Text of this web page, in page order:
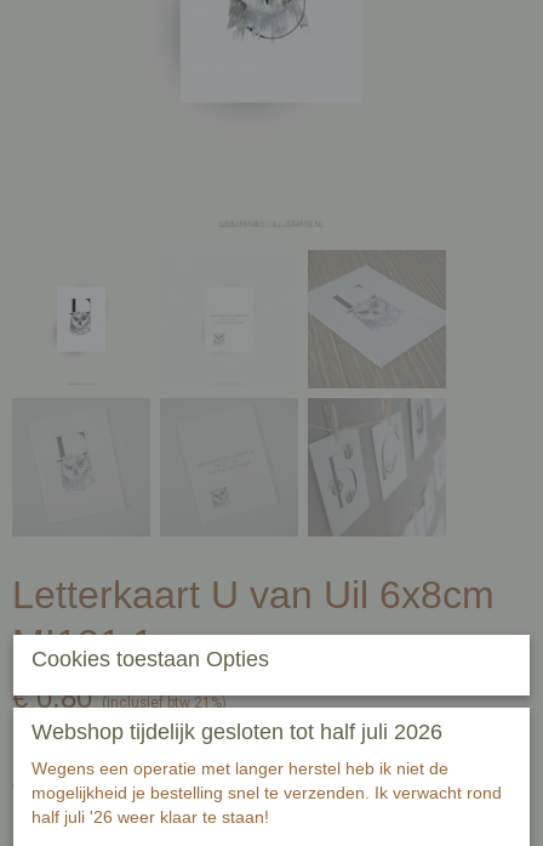
Letterkaart U van Uil 6x8cm
MI131.1
€ 0,80 (inclusief btw 21%)
Op voorraad - Levertijd 1-3 werkdagen
Aantal
Cookies toestaan Opties
Webshop tijdelijk gesloten tot half juli 2026
Wegens een operatie met langer herstel heb ik niet de
mogelijkheid je bestelling snel te verzenden. Ik verwacht rond
half juli '26 weer klaar te staan!